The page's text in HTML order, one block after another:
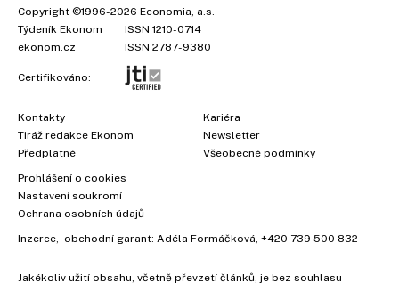
Copyright ©1996-2026 Economia, a.s.
Týdeník Ekonom
ISSN 1210-0714
ekonom.cz
ISSN 2787-9380
Certifikováno:
Kontakty
Tiráž redakce Ekonom
Předplatné
Kariéra
Newsletter
Všeobecné podmínky
Prohlášení o cookies
Nastavení soukromí
Ochrana osobních údajů
Inzerce, obchodní garant: Adéla Formáčková, +420 739 500 832
Jakékoliv užití obsahu, včetně převzetí článků, je bez souhlasu